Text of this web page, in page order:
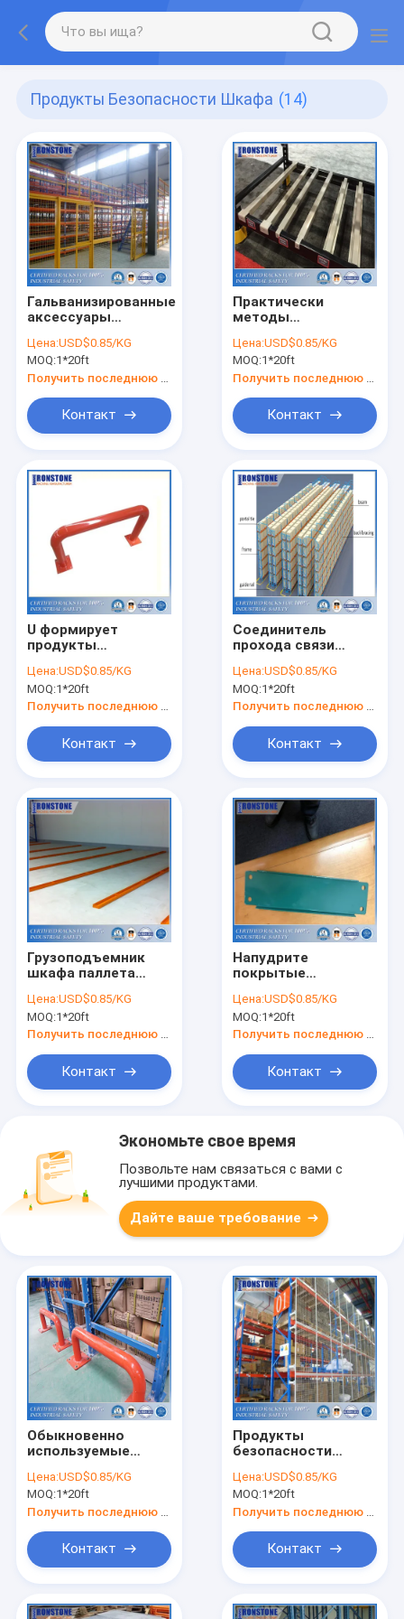
Продукты Безопасности Шкафа (14)
Гальванизированные
аксессуары
склада
Цена:USD$0.85/KG
MOQ:1*20ft
Контакт
Практически
методы
безопасности и
обслуживания
вешалки паллета
Цена:USD$0.85/KG
MOQ:1*20ft
Контакт
U формирует
продукты
шкафа
Цена:USD$0.85/KG
MOQ:1*20ft
Контакт
Соединитель
прохода связи
паллета для
безопасности
Цена:USD$0.85/KG
MOQ:1*20ft
Контакт
Грузоподъемник
шкафа паллета
предохранителя
продукта
безопасности
Цена:USD$0.85/KG
MOQ:1*20ft
Получить последнюю цену
Контакт
Напудрите
покрытые
шкафа паллета
продуктов
безопасности
спине
Цена:USD$0.85/KG
MOQ:1*20ft
Получить последнюю цену
Контакт
Экономьте свое время
Позвольте нам связаться с вами с
лучшими продуктами.
Дайте ваше требование
Обыкновенно
используемые
безопасности для
предохранения от и
обслуживания
шкафа
Цена:USD$0.85/KG
MOQ:1*20ft
Контакт
Продукты
безопасности
предохранителя
шкафа паллета
Ironstone задние
Цена:USD$0.85/KG
MOQ:1*20ft
Контакт